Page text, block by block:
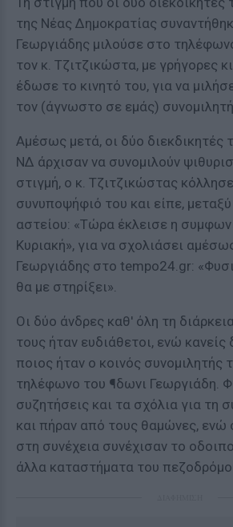
της Νέας Δημοκρατίας
Γεωργιάδης μιλούσε στο
τον κ. Τζιτζικώστα, με γρήγορες
έδωσε το κινητό του, για να
τον (άγνωστο σε εμάς)
Αμέσως μετά, οι δύο διεκδικητές
ΝΔ άρχισαν να συνομιλούν
στιγμή, ο κ. Τζιτζικώστας
συνυποψήφιό του και είπε,
αστείου: «Τώρα έκλεισε η
Κυριακή», για να σχολιάσει
Γεωργιάδης στο tempo24.gr:
θα με στηρίξει».
Οι δύο άνδρες καθ' όλη τη
τους ήταν ευδιάθετοι, ενώ
ποιος ήταν ο κοινός συνομιλητής
τηλέφωνο του ¶δωνι Γεωργιάδη.
συζητήσεις και τα σχόλια για τη
και πήραν από τους θαμώνες, ενώ
στη συνέχεια συνέχισαν το
άλλα καταστήματα του